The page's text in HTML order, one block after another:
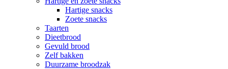
Hartige snacks
Zoete snacks
Taarten
Dieetbrood
Gevuld brood
Zelf bakken
Duurzame broodzak